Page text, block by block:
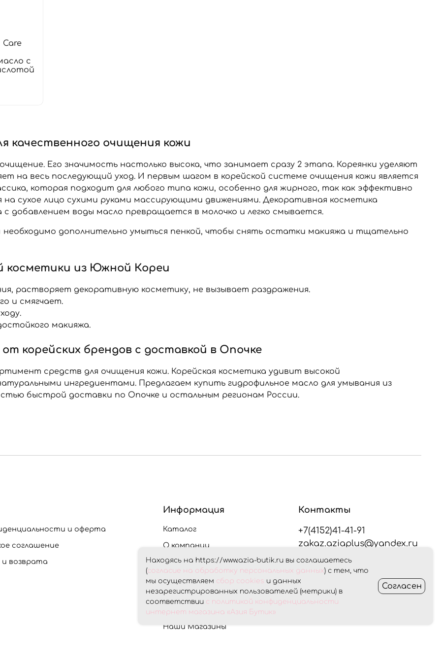
Care
с
качественного очищения кожи
Его значимость настолько высока, что занимает сразу 2 этапа. Кореянки уделяют
на весь последующий уход. И первым шагом в корейской системе очищения кожи является
которая подходит для любого типа кожи, особенно для жирного, так как эффективно
сухое лицо сухими руками массирующими движениями. Декоративная косметика
добавлением воды масло превращается в молочко и легко смывается.
дополнительно умыться пенкой, чтобы снять остатки макияжа и тщательно
косметики из Южной Кореи
растворяет декоративную косметику, не вызывает раздражения.
и смягчает.
макияжа.
корейских брендов с доставкой в Опочке
средств для очищения кожи. Корейская косметика удивит высокой
ингредиентами. Предлагаем купить гидрофильное масло для умывания из
быстрой доставки по Опочке и остальным регионам России.
и оферта
соглашение
и возврата
Информация
Каталог
О компании
Доставка и Оплата
Скидки
Контакты
Личный кабинет
Наши Магазины
Контакты
+7(4152)41-41-91
zakaz.aziaplus@yandex.ru
Оставайтесь на связи
Получить консультацию
Находясь на https://www.azia-butik.ru вы соглашаетесь
(согласие на обработку персональных данных) с тем, что
мы осуществляем сбор cookies и данных
незарегистрированных пользователей (метрики) в
соответствии с политикой конфиденциальности
интернет магазина «Азия Бутик»
Согласен